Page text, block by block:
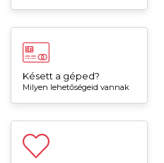
Késett a géped?
Milyen lehetőségeid vannak